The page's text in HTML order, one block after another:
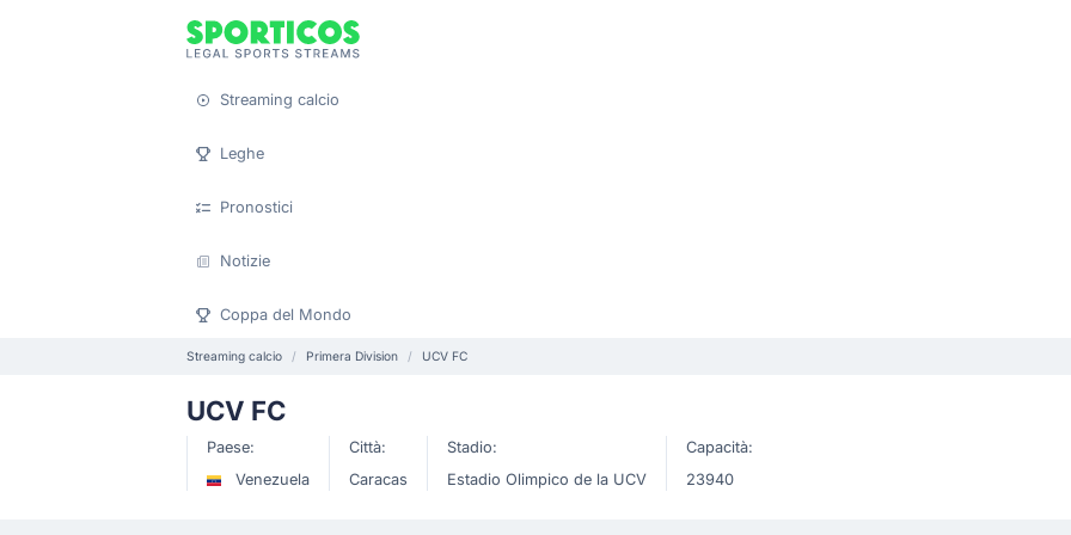
Streaming calcio
Leghe
Pronostici
Notizie
Coppa del Mondo
Streaming calcio Primera Division UCV FC
UCV FC
Paese:
Venezuela
Città:
Caracas
Stadio:
Estadio Olimpico de la UCV
Capacità:
23940